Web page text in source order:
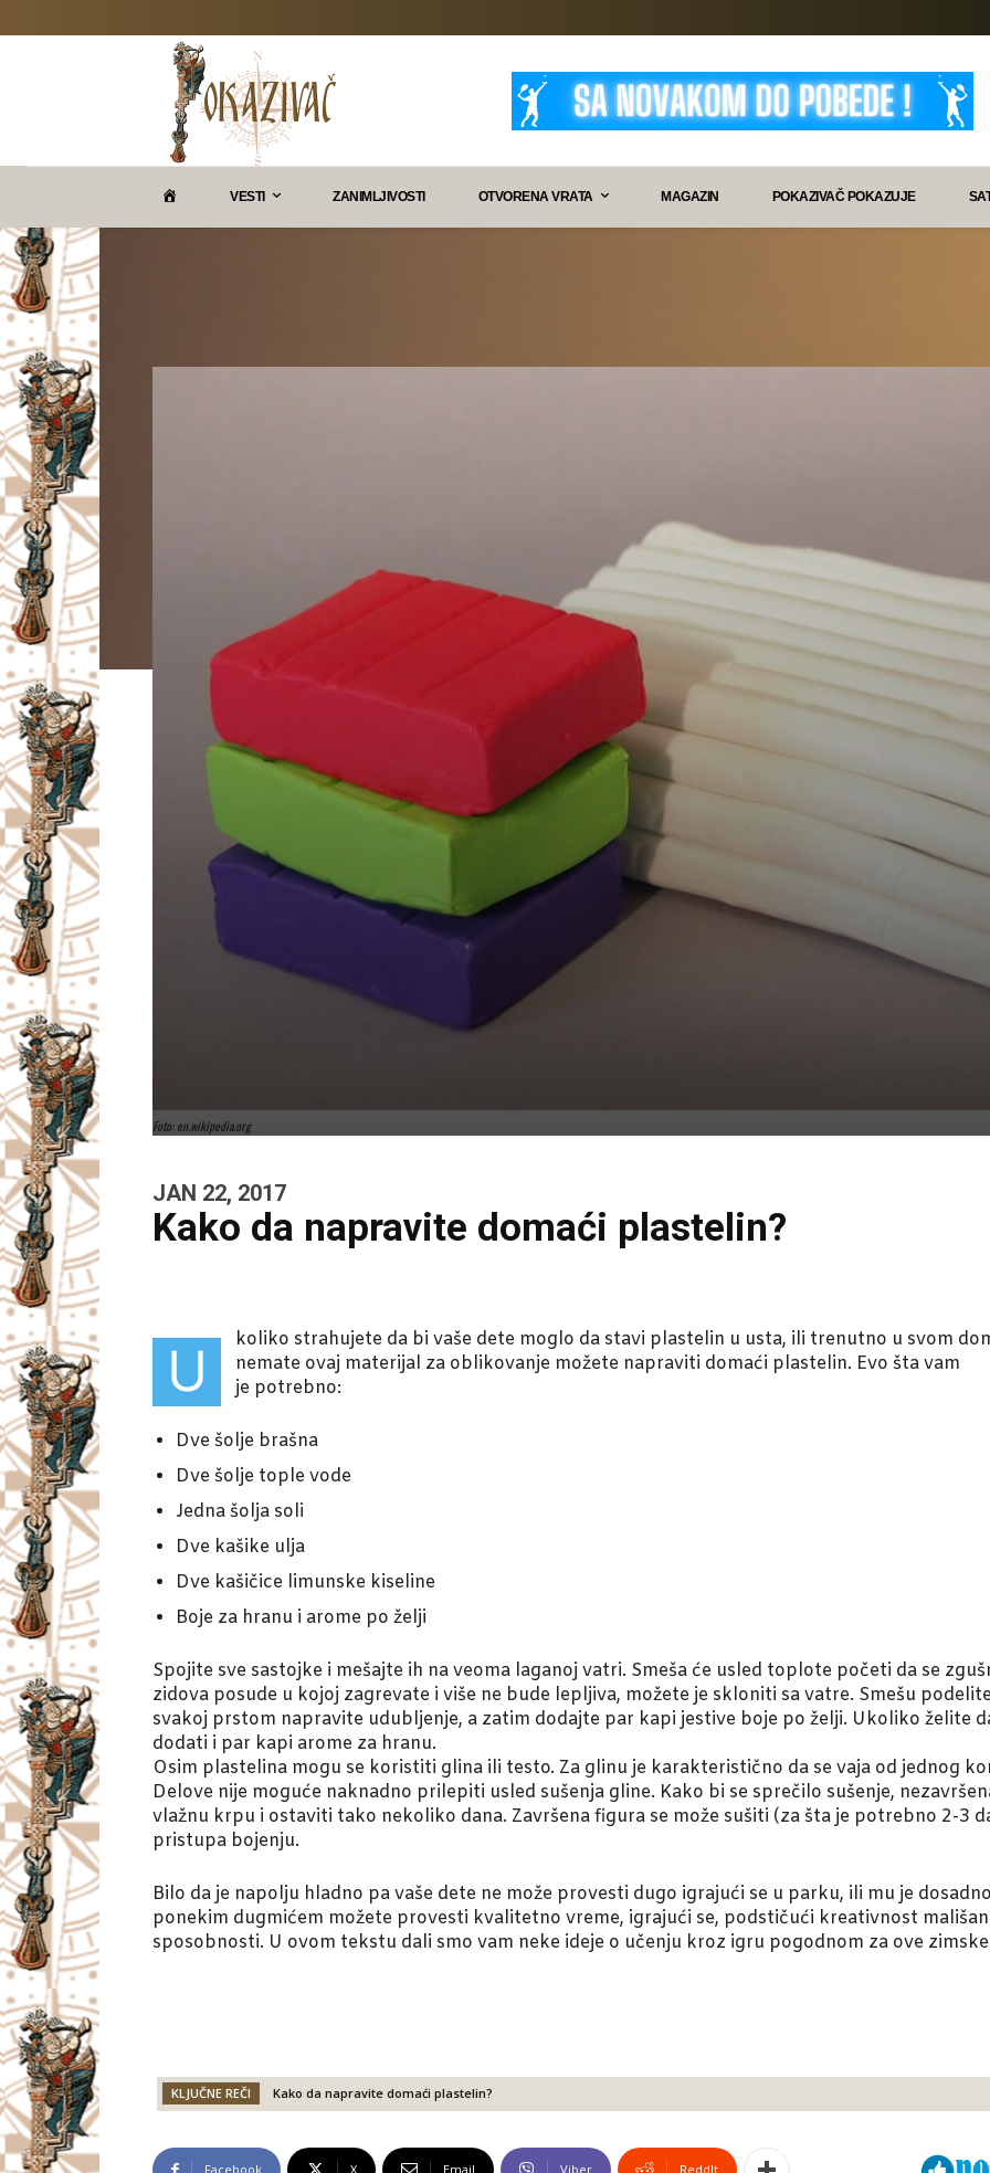
VESTI ZANIMLJIVOSTI OTVORENA VRATA MAGAZIN POKAZIVAČ POKAZUJE
Foto: en.wikipedia.org
JAN 22, 2017
Kako da napravite domaći plastelin?
U
koliko strahujete da bi vaše dete moglo da stavi plastelin u usta, ili trenutno u svom
nemate ovaj materijal za oblikovanje možete napraviti domaći plastelin. Evo šta vam
je potrebno:
Dve šolje brašna
Dve šolje tople vode
Jedna šolja soli
Dve kašike ulja
Dve kašičice limunske kiseline
Boje za hranu i arome po želji
Spojite sve sastojke i mešajte ih na veoma laganoj vatri. Smeša će usled toplote početi da se
zidova posude u kojoj zagrevate i više ne bude lepljiva, možete je skloniti sa vatre. Smešu
svakoj prstom napravite udubljenje, a zatim dodajte par kapi jestive boje po želji. Ukoliko želite
dodati i par kapi arome za hranu.
Osim plastelina mogu se koristiti glina ili testo. Za glinu je karakteristično da se vaja od jednog
Delove nije moguće naknadno prilepiti usled sušenja gline. Kako bi se sprečilo sušenje,
vlažnu krpu i ostaviti tako nekoliko dana. Završena figura se može sušiti (za šta je potrebno 2-3
pristupa bojenju.
Bilo da je napolju hladno pa vaše dete ne može provesti dugo igrajući se u parku, ili mu je
ponekim dugmićem možete provesti kvalitetno vreme, igrajući se, podstičući kreativnost
sposobnosti. U ovom tekstu dali smo vam neke ideje o učenju kroz igru pogodnom za ove
KLJUČNE REČI Kako da napravite domaći plastelin?
Facebook X Email Viber ReddIt